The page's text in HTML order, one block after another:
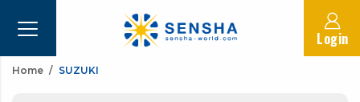
Login
Home SUZUKI